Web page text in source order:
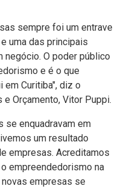
sempre foi um entrave
uma das principais
negócio. O poder público
e é o que
Curitiba", diz o
Orçamento, Vitor Puppi.
se enquadravam em
um resultado
empresas. Acreditamos
empreendedorismo na
empresas se